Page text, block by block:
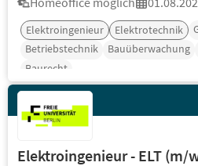
Elektroingenieur Elektrotechnik
Betriebstechnik
Bauüberwachung
Baurecht
Elektroingenieur - ELT (m/